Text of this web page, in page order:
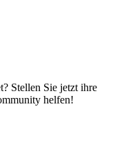
Stellen Sie jetzt ihre
helfen!